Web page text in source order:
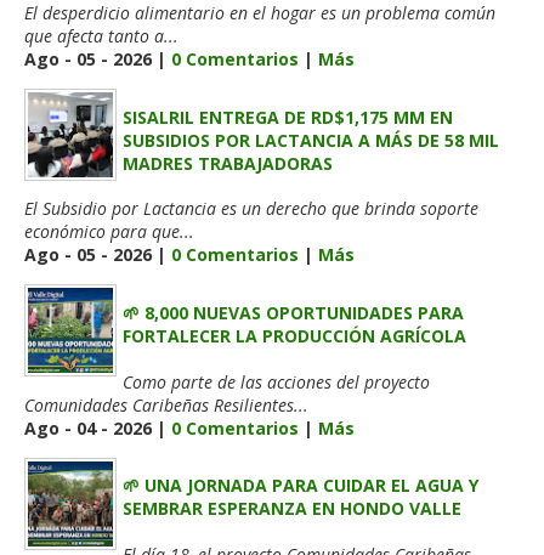
El desperdicio alimentario en el hogar es un problema común
que afecta tanto a...
Ago - 05 - 2026 | 0 Comentarios | Más
SISALRIL ENTREGA DE RD$1,175 MM EN
SUBSIDIOS POR LACTANCIA A MÁS DE 58 MIL
MADRES TRABAJADORAS
El Subsidio por Lactancia es un derecho que brinda soporte
económico para que...
Ago - 05 - 2026 | 0 Comentarios | Más
🌱 8,000 NUEVAS OPORTUNIDADES PARA
FORTALECER LA PRODUCCIÓN AGRÍCOLA
Como parte de las acciones del proyecto
Comunidades Caribeñas Resilientes...
Ago - 04 - 2026 | 0 Comentarios | Más
🌱 UNA JORNADA PARA CUIDAR EL AGUA Y
SEMBRAR ESPERANZA EN HONDO VALLE